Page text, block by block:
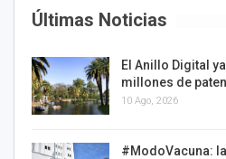
Últimas Noticias
El Anillo Digital
millones de
10 Ago, 2026
#ModoVacuna: